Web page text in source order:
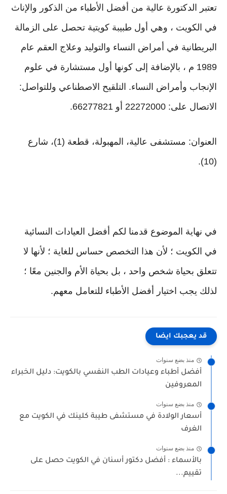
تعتبر الدكتورة عالية من أفضل الأطباء من الذكور والإناث
في الكويت ، وهي أول طبيبة كويتية تحصل على الزمالة
البريطانية في أمراض النساء والتوليد وعلاج العقم عام
1989 م ، بالإضافة إلى كونها أول مستشارة في علوم
الإنجاب وأمراض النساء. التلقيح الاصطناعي وللتواصل:
الاتصال على: 22272000 أو 66277821.
العنوان: مستشفى عالية، المهبولة، قطعة (1)، شارع
(10).
في نهاية الموضوع قدمنا لكم أفضل العيادات النسائية
في الكويت ؛ لأن هذا التخصص حساس للغاية ؛ لأنها لا
تتعلق بحياة شخص واحد ، بل بحياة الأم والجنين معًا ؛
لذلك يجب اختيار أفضل الأطباء للتعامل معهم.
قد يعجبك ايضا
منذ بضع سنوات
أفضل أطباء وعيادات الطب النفسي بالكويت: دليل الخبراء
المعروفين
منذ بضع سنوات
أسعار الولادة في مستشفى طيبة كلينك في الكويت مع
الغرف
منذ بضع سنوات
بالأسماء : أفضل دكتور أسنان في الكويت حصل على
تقييم...